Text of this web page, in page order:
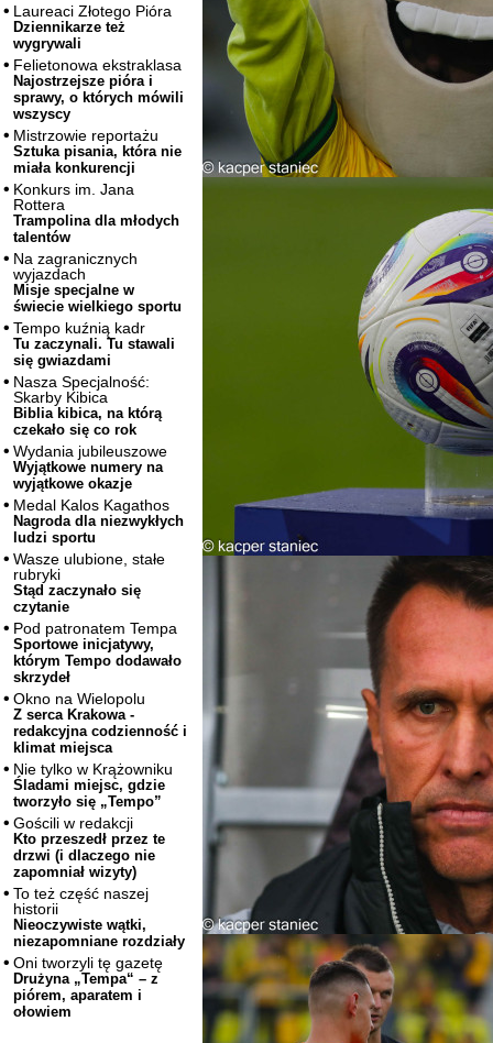
Laureaci Złotego Pióra
Dziennikarze też
wygrywali
Felietonowa ekstraklasa
Najostrzejsze pióra i
sprawy, o których mówili
wszyscy
Mistrzowie reportażu
Sztuka pisania, która nie
miała konkurencji
Konkurs im. Jana
Rottera
Trampolina dla młodych
talentów
Na zagranicznych
wyjazdach
Misje specjalne w
świecie wielkiego sportu
Tempo kuźnią kadr
Tu zaczynali. Tu stawali
się gwiazdami
Nasza Specjalność:
Skarby Kibica
Biblia kibica, na którą
czekało się co rok
Wydania jubileuszowe
Wyjątkowe numery na
wyjątkowe okazje
Medal Kalos Kagathos
Nagroda dla niezwykłych
ludzi sportu
Wasze ulubione, stałe
rubryki
Stąd zaczynało się
czytanie
Pod patronatem Tempa
Sportowe inicjatywy,
którym Tempo dodawało
skrzydeł
Okno na Wielopolu
Z serca Krakowa -
redakcyjna codzienność i
klimat miejsca
Nie tylko w Krążowniku
Śladami miejsc, gdzie
tworzyło się „Tempo”
Gościli w redakcji
Kto przeszedł przez te
drzwi (i dlaczego nie
zapomniał wizyty)
To też część naszej
historii
Nieoczywiste wątki,
niezapomniane rozdziały
Oni tworzyli tę gazetę
Drużyna „Tempa“ – z
piórem, aparatem i
ołowiem